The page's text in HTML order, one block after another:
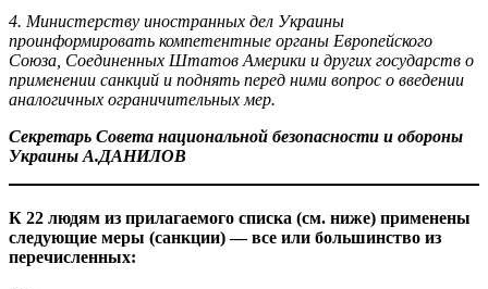
4. Министерству иностранных дел Украины
проинформировать компетентные органы Европейского
Союза, Соединенных Штатов Америки и других государств о
применении санкций и поднять перед ними вопрос о введении
аналогичных ограничительных мер.
Секретарь Совета национальной безопасности и обороны
Украины А.ДАНИЛОВ
К 22 людям из прилагаемого списка (см. ниже) применены
следующие меры (санкции) — все или большинство из
перечисленных: